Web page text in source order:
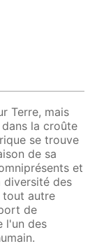
Terre, mais
la croûte
se trouve
de sa
et
diversité des
tout autre
de
l'un des